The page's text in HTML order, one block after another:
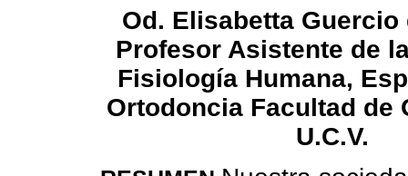
Od. Elisabetta Guercio
Profesor Asistente de
Fisiología Humana,
Ortodoncia Facultad de
U.C.V.